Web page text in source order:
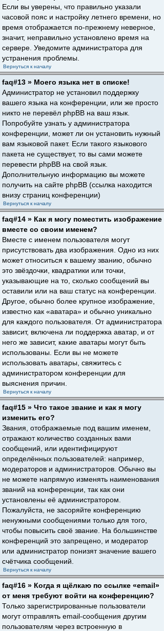
Если вы уверены, что правильно указали
часовой пояс и настройку летнего времени, но
время отображается по-прежнему неверное,
значит, неправильно установлено время на
сервере. Уведомите администратора для
устранения проблемы.
Вернуться к началу
faq#13 » Моего языка нет в списке!
Администратор не установил поддержку
вашего языка на конференции, или же просто
никто не перевёл phpBB на ваш язык.
Попробуйте узнать у администратора
конференции, может ли он установить нужный
вам языковой пакет. Если такого языкового
пакета не существует, то вы сами можете
перевести phpBB на свой язык.
Дополнительную информацию вы можете
получить на сайте phpBB (ссылка находится
внизу страниц конференции)
Вернуться к началу
faq#14 » Как я могу поместить изображение
вместе со своим именем?
Вместе с именем пользователя могут
присутствовать два изображения. Одно из них
может относиться к вашему званию, обычно
это звёздочки, квадратики или точки,
указывающие на то, сколько сообщений вы
оставили или на ваш статус на конференции.
Другое, обычно более крупное изображение,
известно как «аватара» и обычно уникально
для каждого пользователя. От администратора
зависит, включена ли поддержка аватар, и от
него же зависит, какие аватары могут быть
использованы. Если вы не можете
использовать аватары, свяжитесь с
администратором конференции для
выяснения причин.
Вернуться к началу
faq#15 » Что такое звание и как я могу
изменить его?
Звания, отображаемые под вашим именем,
отражают количество созданных вами
сообщений, или идентифицируют
определённых пользователей: например,
модераторов и администраторов. Обычно вы
не можете напрямую изменять наименования
званий на конференции, так как они
установлены её администратором.
Пожалуйста, не засоряйте конференцию
ненужными сообщениями только для того,
чтобы повысить своё звание. На большинстве
конференций это запрещено, и модератор
или администратор понизят значение вашего
счётчика сообщений.
Вернуться к началу
faq#16 » Когда я щёлкаю по ссылке «email»
от меня требуют войти на конференцию?
Только зарегистрированные пользователи
могут отправлять email-сообщения другим
пользователям через встроенную в